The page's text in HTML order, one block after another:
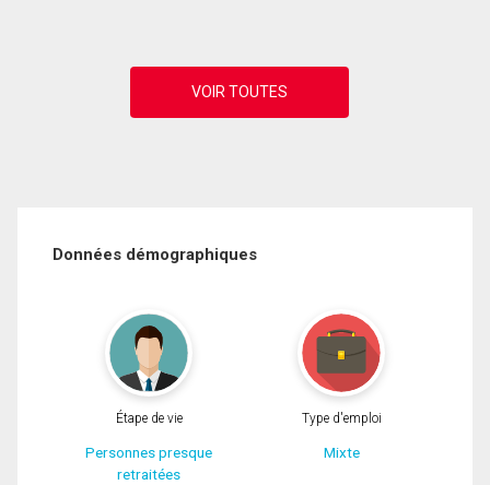
Données démographiques
Étape de vie
Personnes presque
retraitées
Type d'emploi
Mixte